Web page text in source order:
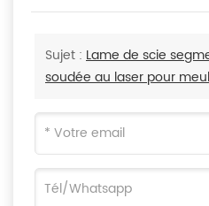
Sujet : Lame de scie
soudée au laser pour